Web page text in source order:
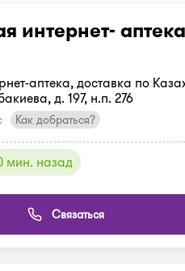
интернет- аптека
аптека, доставка по
д. 197, н.п. 276
Как добраться?
мин. назад
Связаться